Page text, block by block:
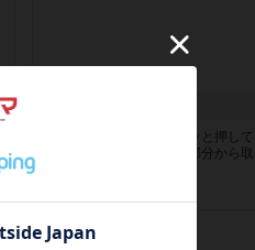
外枠の部分から取ってグッと押して
並べる五目並べ。外枠の部分から取